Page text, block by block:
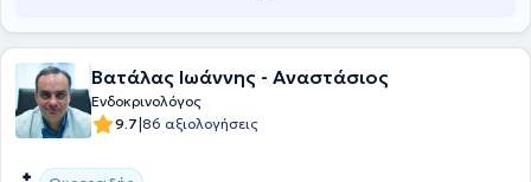
Βατάλας Ιωάννης - Αναστάσιος
Ενδοκρινολόγος
9.7|86 αξιολογήσεις